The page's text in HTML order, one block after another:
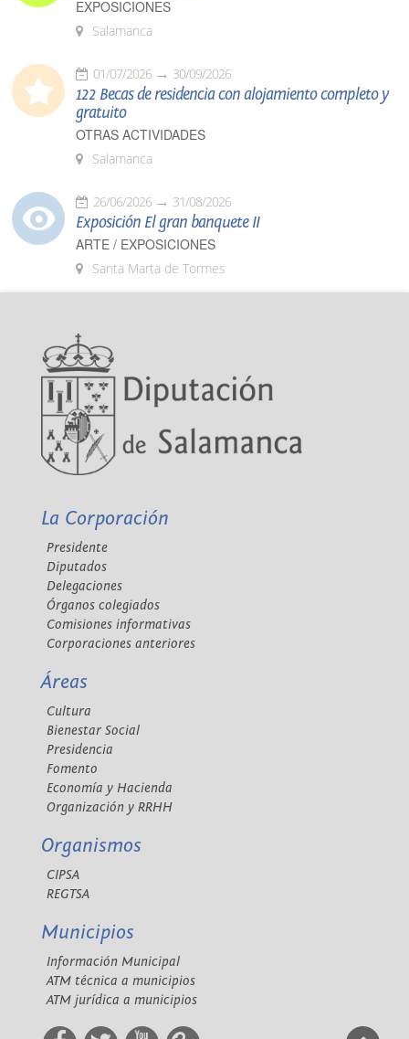
EXPOSICIONES
Salamanca
01/07/2026 30/09/2026
122 Becas de residencia con alojamiento completo y
gratuito
OTRAS ACTIVIDADES
Salamanca
26/06/2026 31/08/2026
Exposición El gran banquete II
ARTE / EXPOSICIONES
Santa Marta de Tormes
La Corporación
Presidente
Diputados
Delegaciones
Órganos colegiados
Comisiones informativas
Corporaciones anteriores
Áreas
Cultura
Bienestar Social
Presidencia
Fomento
Economía y Hacienda
Organización y RRHH
Organismos
CIPSA
REGTSA
Municipios
Información Municipal
ATM técnica a municipios
ATM jurídica a municipios